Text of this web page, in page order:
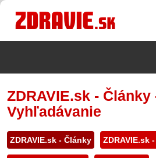
ZDRAVIE.sk - Články
Vyhľadávanie
ZDRAVIE.sk - Články ZDRAVIE.sk